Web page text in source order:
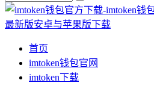
首页
imtoken钱包官网
imtoken下载